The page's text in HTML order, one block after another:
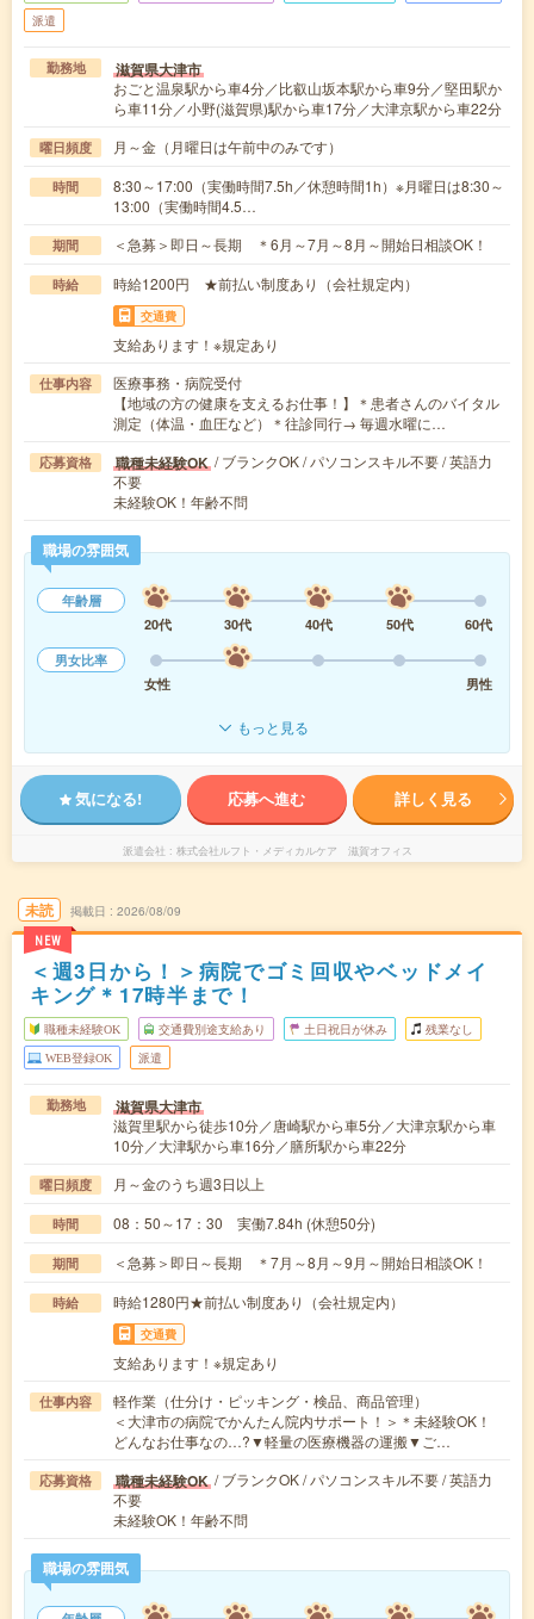
派遣
勤務地 滋賀県大津市
おごと温泉駅から車4分／比叡山坂本駅から車9分／堅田駅か
ら車11分／小野(滋賀県)駅から車17分／大津京駅から車22分
曜日頻度 月～金（月曜日は午前中のみです）
時間
8:30～17:00（実働時間7.5h／休憩時間1h）※月曜日は8:30～
13:00（実働時間4.5…
期間 ＜急募＞即日～長期 ＊6月～7月～8月～開始日相談OK！
時給 時給1200円 ★前払い制度あり（会社規定内）
交通費
支給あります！※規定あり
仕事内容
医療事務・病院受付
【地域の方の健康を支えるお仕事！】＊患者さんのバイタル
測定（体温・血圧など）＊往診同行→ 毎週水曜に…
応募資格 職種未経験OK / ブランクOK / パソコンスキル不要 / 英語力
不要
未経験OK！年齢不問
職場の雰囲気
年齢層
20代
30代 40代 50代
60代
男女比率
女性
男性
もっと見る
気になる! 応募へ進む 詳しく見る
派遣会社 株式会社ルフト・メディカルケア 滋賀オフィス
未読
NEW
掲載日 2026/08/09
＜週3日から！＞病院でゴミ回収やベッドメイ
キング＊17時半まで！
職種未経験OK 交通費別途支給あり 土日祝日が休み 残業なし
WEB登録OK 派遣
勤務地 滋賀県大津市
滋賀里駅から徒歩10分／唐崎駅から車5分／大津京駅から車
10分／大津駅から車16分／膳所駅から車22分
曜日頻度 月～金のうち週3日以上
時間 08：50～17：30 実働7.84h (休憩50分)
期間 ＜急募＞即日～長期 ＊7月～8月～9月～開始日相談OK！
時給 時給1280円★前払い制度あり（会社規定内）
交通費
支給あります！※規定あり
仕事内容
軽作業（仕分け・ピッキング・検品、商品管理）
＜大津市の病院でかんたん院内サポート！＞＊未経験OK！
どんなお仕事なの…?▼軽量の医療機器の運搬▼ご…
応募資格 職種未経験OK / ブランクOK / パソコンスキル不要 / 英語力
不要
未経験OK！年齢不問
職場の雰囲気